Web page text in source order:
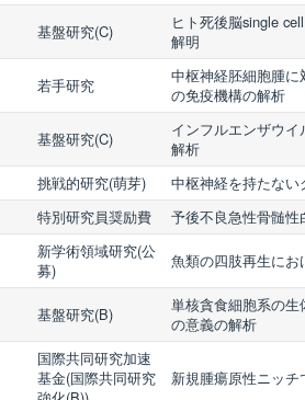
基盤研究(C)
ヒト死後脳single
解明
若手研究
中枢神経胚細胞腫
の免疫機構の解析
基盤研究(C)
インフルエンザウ
解析
挑戦的研究(萌芽) 中枢神経を持たな
特別研究員奨励費 予後不良急性骨髄
新学術領域研究(公
募)
魚類の四肢再生に
基盤研究(B)
単核貪食細胞系の
の意義の解析
国際共同研究加速
基金(国際共同研究
新規腫瘍原性ニッ